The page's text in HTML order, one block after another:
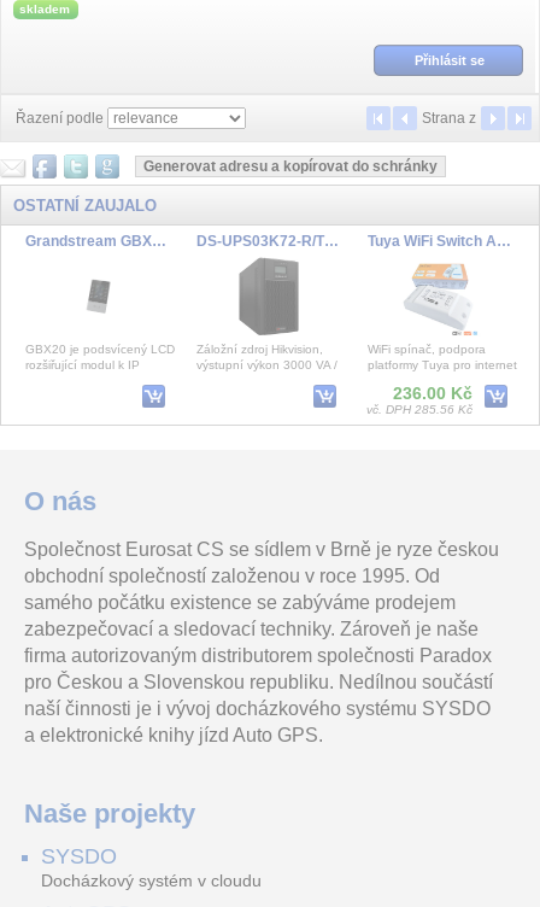
skladem
Přihlásit se
Řazení podle Strana z
OSTATNÍ ZAUJALO
Grandstream GBX20 rozšiřují modul
GBX20 je podsvícený LCD
rozšiřující modul k IP
GXV3450. GRP2615 a
DS-UPS03K72-R/TS/EU/IEC(2YUPS,1YBatt)
Záložní zdroj Hikvision,
výstupní výkon 3000 VA /
Tuya WiFi Switch AC1
WiFi spínač, podpora
platformy Tuya pro internet
zatížení kontaktu 1
236.00 Kč
vč. DPH 285.56 Kč
Náhradní kryt/Maketa - Ajax
HomeSiren Fibra white
ZOOM objektiv s F1.6
automatickou clonou VS,
ohnisková vzdálenost 12,0 -
240,0 mm, motorizované o
SYSDO START10 -
zvýhodněná sada čtečky
10 osob na 6 měsíců.Vyčítà
9 950.00 Kč
vč. DPH 12 039.50 Kč
DP721RT MAVM250T 250x290x80 Toroid 30VA
H10ZME-5F (WX)
O nás
Společnost Eurosat CS se sídlem v Brně je ryze českou
obchodní společností založenou v roce 1995. Od
samého počátku existence se zabýváme prodejem
zabezpečovací a sledovací techniky. Zároveň je naše
firma autorizovaným distributorem společnosti Paradox
pro Českou a Slovenskou republiku. Nedílnou součástí
naší činnosti je i vývoj docházkového systému SYSDO
a elektronické knihy jízd Auto GPS.
Naše projekty
SYSDO
Docházkový systém v cloudu